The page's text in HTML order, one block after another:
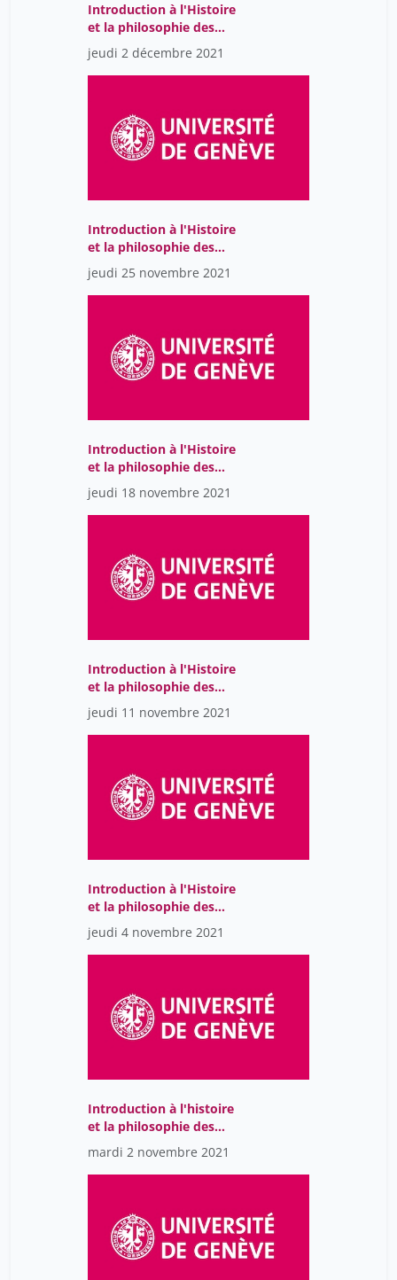
Introduction à l'Histoire
et la philosophie des
sciences
jeudi 2 décembre 2021
Introduction à l'Histoire
et la philosophie des
sciences
jeudi 25 novembre 2021
Introduction à l'Histoire
et la philosophie des
sciences
jeudi 18 novembre 2021
Introduction à l'Histoire
et la philosophie des
sciences
jeudi 11 novembre 2021
Introduction à l'Histoire
et la philosophie des
sciences
jeudi 4 novembre 2021
Introduction à l'histoire
et la philosophie des
sciences-GMT2021-10-
21T14:16:47Z
mardi 2 novembre 2021